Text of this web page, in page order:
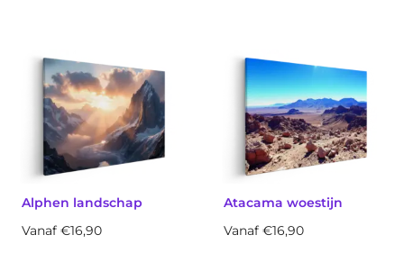
Alphen landschap
Vanaf €16,90
Atacama woestijn
Vanaf €16,90